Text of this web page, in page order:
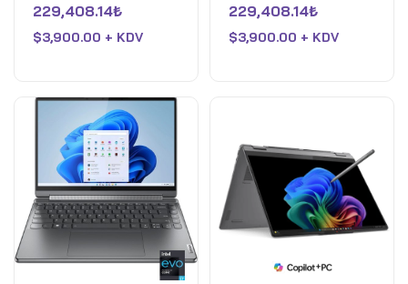
Kalem - Intel Core i7-
1370P vPro- 64GB
üzerinden
0
aldı
229,408.14₺
$3,900.00 + KDV
Kalem - Intel Core i7-
1370P vPro- 64GB
üzerinden
0
aldı
229,408.14₺
$3,900.00 + KDV